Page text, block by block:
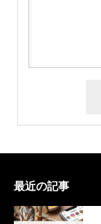
最近の記事